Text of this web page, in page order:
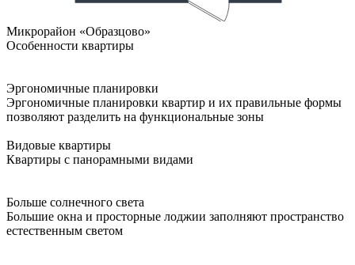
Микрорайон «Образцово»
Особенности квартиры
Эргономичные планировки
Эргономичные планировки квартир и их правильные формы
позволяют разделить на функциональные зоны
Видовые квартиры
Квартиры с панорамными видами
Больше солнечного света
Большие окна и просторные лоджии заполняют пространство
естественным светом